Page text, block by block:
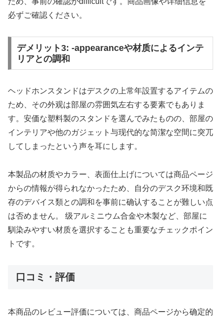
必ずご確認ください。
デメリット3: -appearanceや材质によるインテ
リアとの調和
ヘッドホンスタンドはデスクの上常年設置するアイテムの
ため、その外观は部屋の雰囲気左右する要素でもありま
す。安価な塑料製のスタンドを選んでみたものの、部屋の
インテリアや他のガジェット与现代的な简潔な空間に突兀
してしまったという声を耳にします。
本製品の材质やカラー、表面仕上げについては商品ページ
からの情報が得られなかったため、自分のデスク环境和既
存のデバイス類との調和を事前に确认することが難しい点
は否めません。 级アルミニウム合金や木製など、部屋に
馴染みやすい材质を選択することも重要なチェックポイン
トです。
口コミ・評価
本商品のレビュー評価については、商品ページから确定的